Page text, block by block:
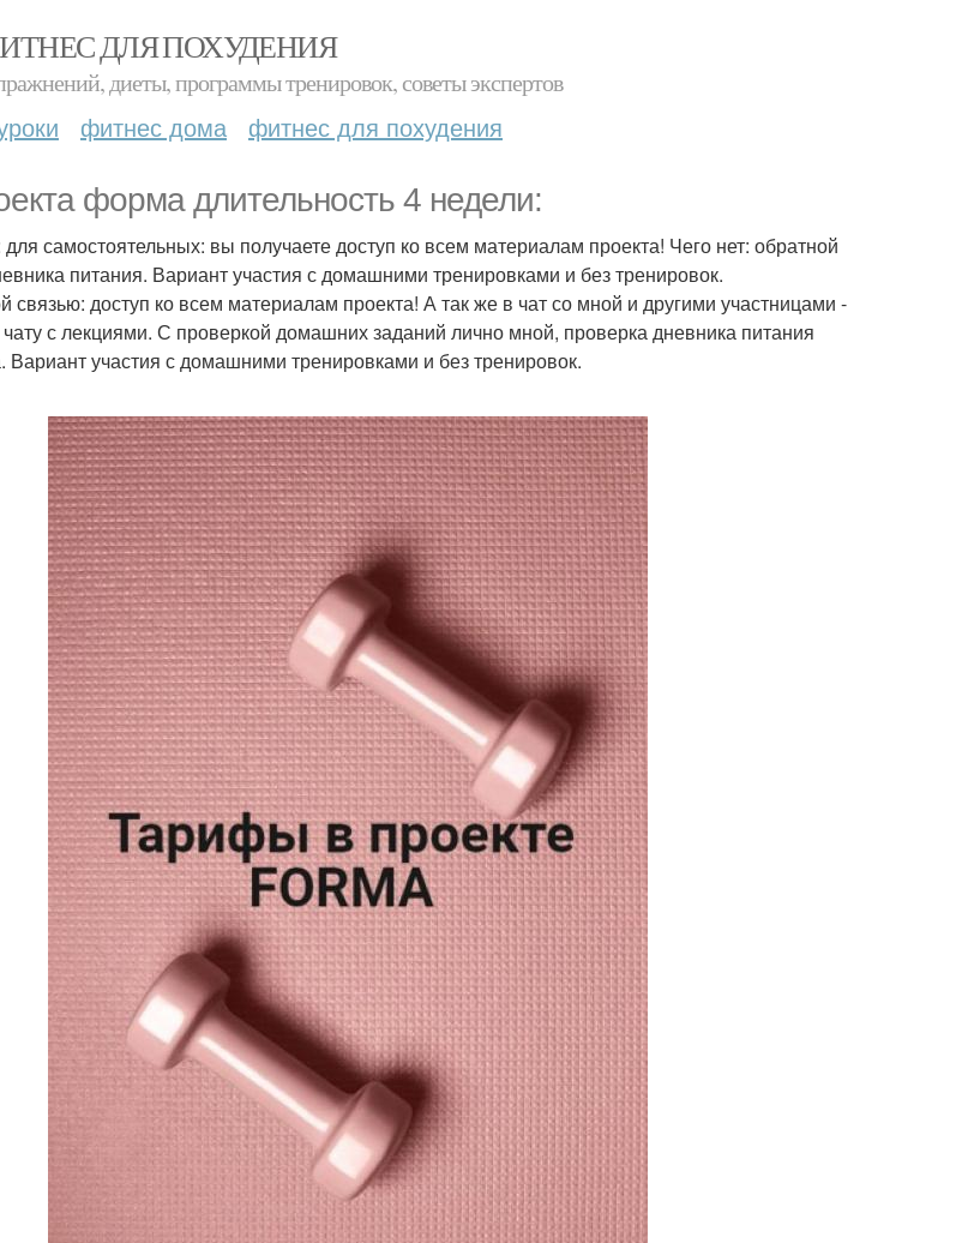
ДЛЯ ПОХУДЕНИЯ
диеты, программы тренировок, советы экспертов
фитнес дома фитнес для похудения
форма длительность 4 недели:
самостоятельных: вы получаете доступ ко всем материалам проекта! Чего нет: обратной
питания. Вариант участия с домашними тренировками и без тренировок.
связью: доступ ко всем материалам проекта! А так же в чат со мной и другими участницами -
чату с лекциями. С проверкой домашних заданий лично мной, проверка дневника питания
Вариант участия с домашними тренировками и без тренировок.